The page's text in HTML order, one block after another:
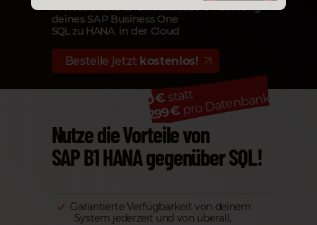
Professionelle und kostenlose Umstellung
deines SAP Business One
SQL zu HANA in der Cloud
Bestelle jetzt kostenlos!
0 €statt
299 €pro Datenbank!
Nutze die Vorteile von
SAP B1 HANA gegenüber SQL!
Garantierte Verfügbarkeit von deinem
System jederzeit und von überall.